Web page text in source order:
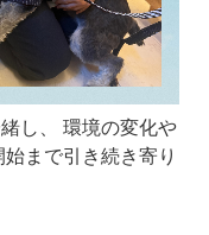
し、 環境の変化や
まで引き続き寄り